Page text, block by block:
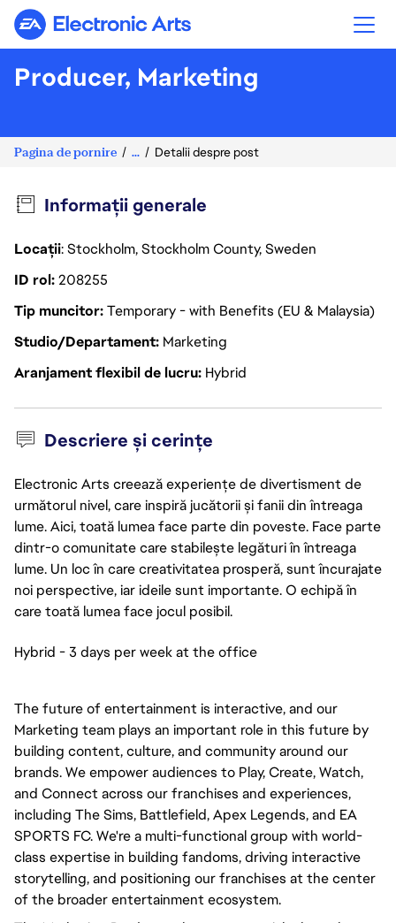
Electronic Arts
Producer, Marketing
Pagina de pornire ... Detalii despre post
Informații generale
Locații: Stockholm, Stockholm County, Sweden
ID rol208255
Tip muncitorTemporary - with Benefits (EU & Malaysia)
Studio/Departament Marketing
Aranjament flexibil de lucru Hybrid
Descriere și cerințe
Electronic Arts creează experiențe de divertisment de
următorul nivel, care inspiră jucătorii și fanii din întreaga
lume. Aici, toată lumea face parte din poveste. Face parte
dintr-o comunitate care stabilește legături în întreaga
lume. Un loc în care creativitatea prosperă, sunt încurajate
noi perspective, iar ideile sunt importante. O echipă în
care toată lumea face jocul posibil.
Hybrid - 3 days per week at the office
The future of entertainment is interactive, and our
Marketing team plays an important role in this future by
building content, culture, and community around our
brands. We empower audiences to Play, Create, Watch,
and Connect across our franchises and experiences,
including The Sims, Battlefield, Apex Legends, and EA
SPORTS FC. We're a multi-functional group with world-
class expertise in building fandoms, driving interactive
storytelling, and positioning our franchises at the center
of the broader entertainment ecosystem.